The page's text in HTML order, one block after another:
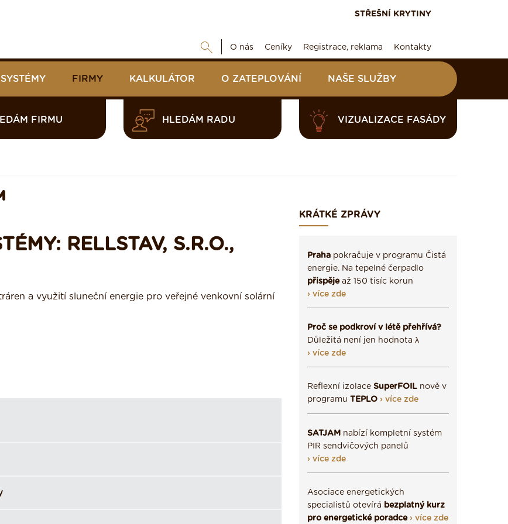
STŘEŠNÍ KRYTINY
O nás Ceníky Registrace, reklama Kontakty
FIRMY KALKULÁTOR O ZATEPLOVÁNÍ NAŠE SLUŽBY
FIRMU HLEDÁM RADU VIZUALIZACE FASÁDY
RELLSTAV, S.R.O.,
a využití sluneční energie pro veřejné venkovní solární
KRÁTKÉ ZPRÁVY
Praha pokračuje v programu Čistá
energie. Na tepelné čerpadlo
přispějeaž 150 tisíc korun
› více zde
Proč se podkroví v létě přehřívá?
Důležitá není jen hodnota λ
› více zde
Reflexní izolace SuperFOIL nově v
programu TEPLO › více zde
SATJAM nabízí kompletní systém
PIR sendvičových panelů
› více zde
Asociace energetických
specialistů otevírá bezplatný kurz
pro energetické poradce › více zde